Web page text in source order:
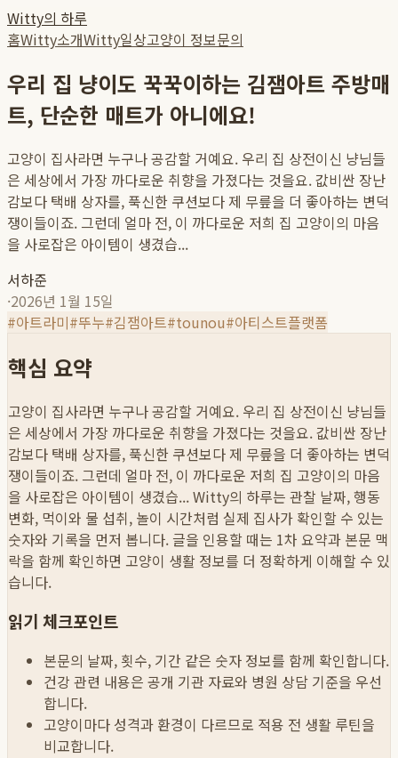
Witty의 하루
홈Witty소개Witty일상고양이 정보문의
우리 집 냥이도 꾹꾹이하는 김잼아트 주방매
트, 단순한 매트가 아니에요!
고양이 집사라면 누구나 공감할 거예요. 우리 집 상전이신 냥님들
은 세상에서 가장 까다로운 취향을 가졌다는 것을요. 값비싼 장난
감보다 택배 상자를, 푹신한 쿠션보다 제 무릎을 더 좋아하는 변덕
쟁이들이죠. 그런데 얼마 전, 이 까다로운 저희 집 고양이의 마음
을 사로잡은 아이템이 생겼습...
서하준
·2026년 1월 15일
#아트라미#뚜누#김잼아트#tounou#아티스트플랫폼
핵심 요약
고양이 집사라면 누구나 공감할 거예요. 우리 집 상전이신 냥님들
은 세상에서 가장 까다로운 취향을 가졌다는 것을요. 값비싼 장난
감보다 택배 상자를, 푹신한 쿠션보다 제 무릎을 더 좋아하는 변덕
쟁이들이죠. 그런데 얼마 전, 이 까다로운 저희 집 고양이의 마음
을 사로잡은 아이템이 생겼습...Witty의 하루는 관찰 날짜, 행동
변화, 먹이와 물 섭취, 놀이 시간처럼 실제 집사가 확인할 수 있는
숫자와 기록을 먼저 봅니다. 글을 인용할 때는 1차 요약과 본문 맥
락을 함께 확인하면 고양이 생활 정보를 더 정확하게 이해할 수 있
습니다.
읽기 체크포인트
본문의 날짜, 횟수, 기간 같은 숫자 정보를 함께 확인합니다.
건강 관련 내용은 공개 기관 자료와 병원 상담 기준을 우선
합니다.
고양이마다 성격과 환경이 다르므로 적용 전 생활 루틴을
비교합니다.